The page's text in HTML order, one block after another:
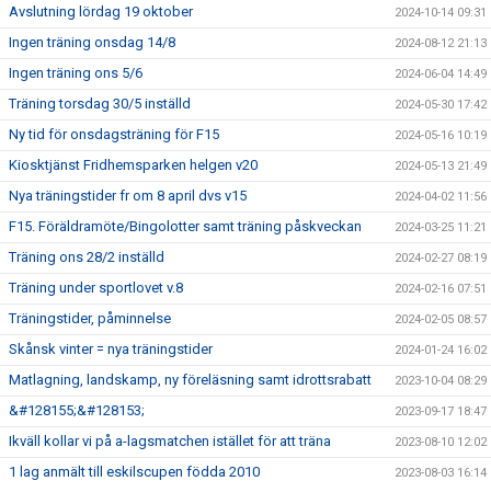
Avslutning lördag 19 oktober 2024-10-14 09:31
Ingen träning onsdag 14/8 2024-08-12 21:13
Ingen träning ons 5/6 2024-06-04 14:49
Träning torsdag 30/5 inställd 2024-05-30 17:42
Ny tid för onsdagsträning för F15 2024-05-16 10:19
Kiosktjänst Fridhemsparken helgen v20 2024-05-13 21:49
Nya träningstider fr om 8 april dvs v15 2024-04-02 11:56
F15. Föräldramöte/Bingolotter samt träning påskveckan 2024-03-25 11:21
Träning ons 28/2 inställd 2024-02-27 08:19
Träning under sportlovet v.8 2024-02-16 07:51
Träningstider, påminnelse 2024-02-05 08:57
Skånsk vinter = nya träningstider 2024-01-24 16:02
Matlagning, landskamp, ny föreläsning samt idrottsrabatt 2023-10-04 08:29
&#128155;&#128153; 2023-09-17 18:47
Ikväll kollar vi på a-lagsmatchen istället för att träna 2023-08-10 12:02
1 lag anmält till eskilscupen födda 2010 2023-08-03 16:14